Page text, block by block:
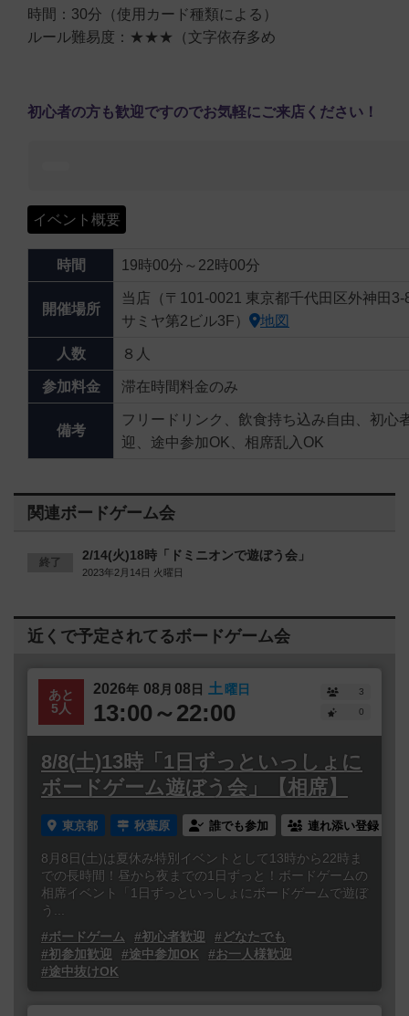
時間：30分（使用カード種類による）
ルール難易度：★★★（文字依存多め
初心者の方も歓迎ですのでお気軽にご来店ください！
イベント概要
時間 19時00分～22時00分
開催場所
当店（〒101-0021 東京都千代田区外神田3-
サミヤ第2ビル3F）
地図
人数 ８人
参加料金 滞在時間料金のみ
備考
フリードリンク、飲食持ち込み自由、初心
迎、途中参加OK、相席乱入OK
関連ボードゲーム会
終了 2/14(火)18時「ドミニオンで遊ぼう会」
2023年2月14日 火曜日
近くで予定されてるボードゲーム会
あと
5人
2026年 08 月 08日 土曜日
13:00～22:00
3
0
8/8(土)13時「1日ずっといっしょに
ボードゲーム遊ぼう会」【相席】
東京都 秋葉原 誰でも参加 連れ添い登録
8月8日(土)は夏休み特別イベントとして13時から22時ま
での長時間！昼から夜までの1日ずっと！ボードゲームの
相席イベント「1日ずっといっしょにボードゲームで遊ぼ
う...
#ボードゲーム
#初心者歓迎
#どなたでも
#初参加歓迎
#途中参加OK
#お一人様歓迎
#途中抜けOK